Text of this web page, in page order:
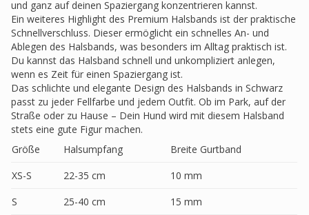
und ganz auf deinen Spaziergang konzentrieren kannst.
Ein weiteres Highlight des Premium Halsbands ist der praktische
Schnellverschluss. Dieser ermöglicht ein schnelles An- und
Ablegen des Halsbands, was besonders im Alltag praktisch ist.
Du kannst das Halsband schnell und unkompliziert anlegen,
wenn es Zeit für einen Spaziergang ist.
Das schlichte und elegante Design des Halsbands in Schwarz
passt zu jeder Fellfarbe und jedem Outfit. Ob im Park, auf der
Straße oder zu Hause – Dein Hund wird mit diesem Halsband
stets eine gute Figur machen.
Größe
Halsumpfang
Breite Gurtband
XS-S
22-35 cm
10 mm
S
25-40 cm 15 mm